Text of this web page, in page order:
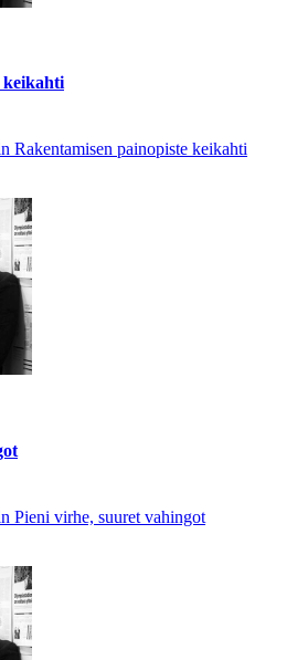
keikahti
Rakentamisen painopiste keikahti
Pieni virhe, suuret vahingot